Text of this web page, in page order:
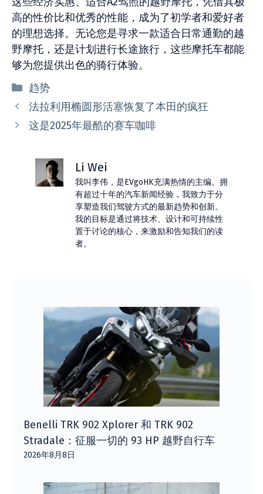
高的性价比和优秀的性能，成为了初学者和爱好者
的理想选择。无论您是寻求一款适合日常通勤的越
野摩托，还是计划进行长途旅行，这些摩托车都能
够为您提供出色的骑行体验。
分
类
趋势
法拉利用椭圆形活塞恢复了本田的疯狂
这是2025年最酷的赛车咖啡
Li Wei
我叫李伟，是EVgoHK充满热情的主编。拥
有超过十年的汽车新闻经验，我致力于分
享塑造我们驾驶方式的最新趋势和创新。
我的目标是通过将技术、设计和可持续性
置于讨论的核心，来激励和告知我们的读
者。
Benelli TRK 902 Xplorer 和 TRK 902
Stradale：征服一切的 93 HP 越野自行车
2026年8月8日